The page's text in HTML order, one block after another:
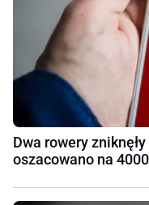
Dwa rowery
oszacowano na 4000